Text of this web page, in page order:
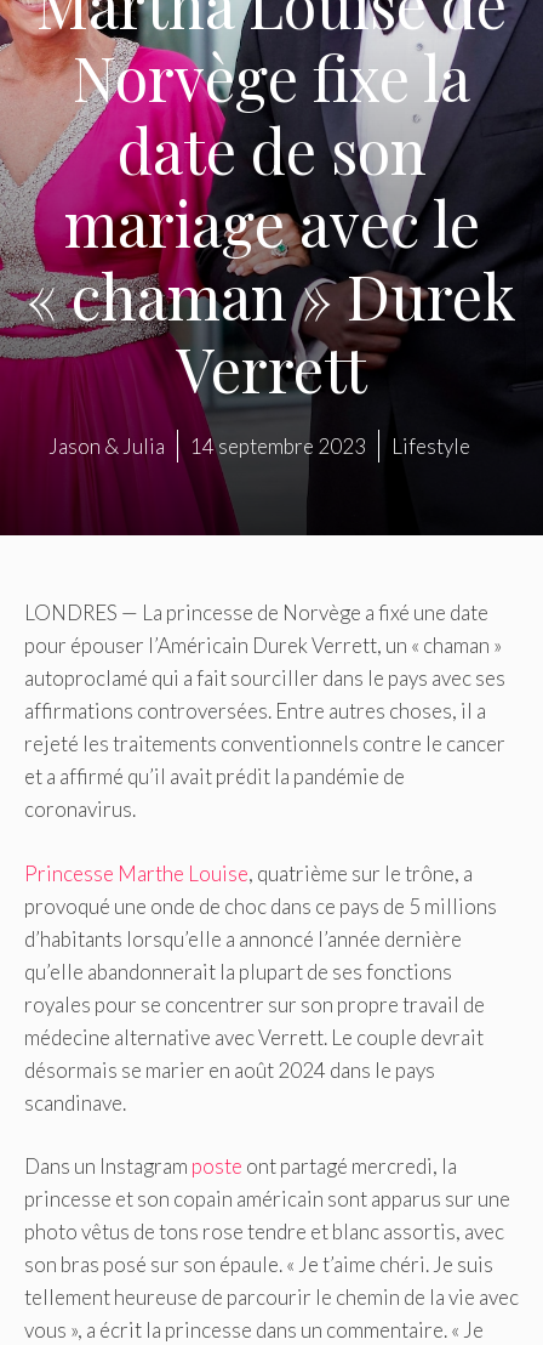
Norvège fixe la
date de son
mariage avec le
« chaman » Durek
Verrett
Jason & Julia 14 septembre 2023 Lifestyle
LONDRES — La princesse de Norvège a fixé une date
pour épouser l’Américain Durek Verrett, un « chaman »
autoproclamé qui a fait sourciller dans le pays avec ses
affirmations controversées. Entre autres choses, il a
rejeté les traitements conventionnels contre le cancer
et a affirmé qu’il avait prédit la pandémie de
coronavirus.
Princesse Marthe Louise, quatrième sur le trône, a
provoqué une onde de choc dans ce pays de 5 millions
d’habitants lorsqu’elle a annoncé l’année dernière
qu’elle abandonnerait la plupart de ses fonctions
royales pour se concentrer sur son propre travail de
médecine alternative avec Verrett. Le couple devrait
désormais se marier en août 2024 dans le pays
scandinave.
Dans un Instagram poste ont partagé mercredi, la
princesse et son copain américain sont apparus sur une
photo vêtus de tons rose tendre et blanc assortis, avec
son bras posé sur son épaule. « Je t’aime chéri. Je suis
tellement heureuse de parcourir le chemin de la vie avec
vous », a écrit la princesse dans un commentaire. « Je